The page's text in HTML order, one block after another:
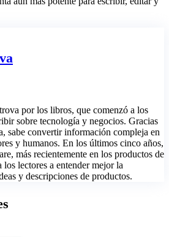
por los libros, que comenzó a los
sobre tecnología y negocios. Gracias
sabe convertir información compleja en
y humanos. En los últimos cinco años,
más recientemente en los productos de
lectores a entender mejor la
y descripciones de productos.